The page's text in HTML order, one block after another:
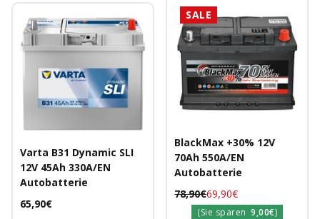
Varta B31 Dynamic SLI
12V 45Ah 330A/EN
Autobatterie
Angebotspreis
65,90€
SALE
BlackMax +30% 12V
70Ah 550A/EN
Autobatterie
Angebotspreis
69,90€
Regulärer
Preis
78,90€
(Sie sparen 9,00€)